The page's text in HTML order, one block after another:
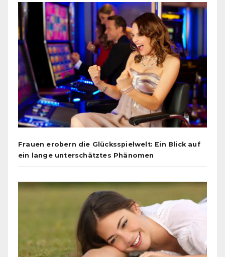
Frauen erobern die Glücksspielwelt: Ein Blick auf
ein lange unterschätztes Phänomen